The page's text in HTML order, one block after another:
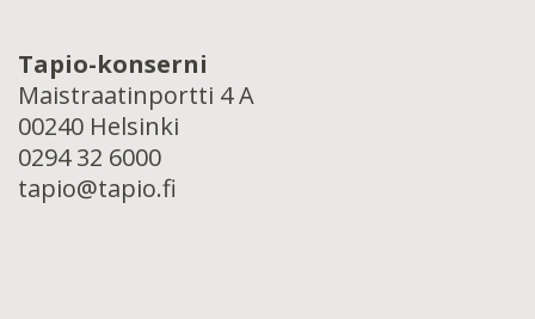
Tapio-konserni
Maistraatinportti 4 A
00240 Helsinki
0294 32 6000
tapio@tapio.fi